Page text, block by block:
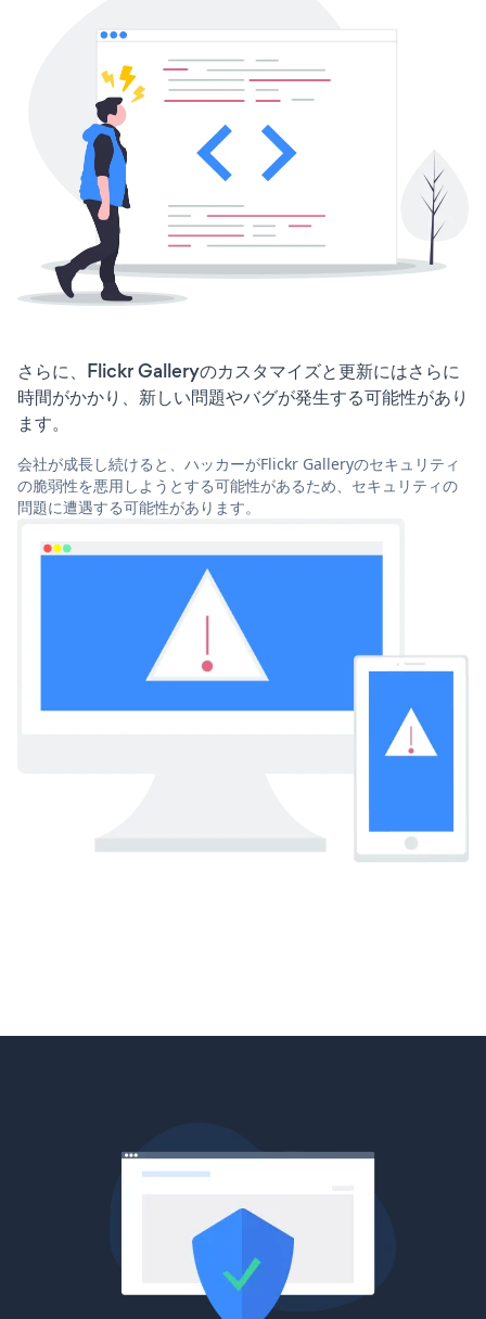
さらに、Flickr Galleryのカスタマイズと更新にはさらに
時間がかかり、新しい問題やバグが発生する可能性があり
ます。
会社が成長し続けると、ハッカーがFlickr Galleryのセキュリティ
の脆弱性を悪用しようとする可能性があるため、セキュリティの
問題に遭遇する可能性があります。